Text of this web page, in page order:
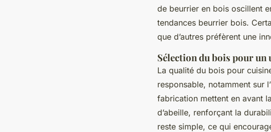
de beurrier en bois oscillent
tendances beurrier bois.
que d’autres préfèrent une
Sélection du bois pour un
La qualité du bois pour
responsable, notamment sur
fabrication mettent en avant
d’abeille, renforçant la
reste simple, ce qui